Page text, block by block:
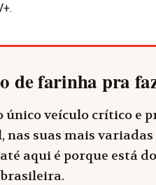
.
de farinha pra
único veículo crítico e
nas suas mais
aqui é porque está